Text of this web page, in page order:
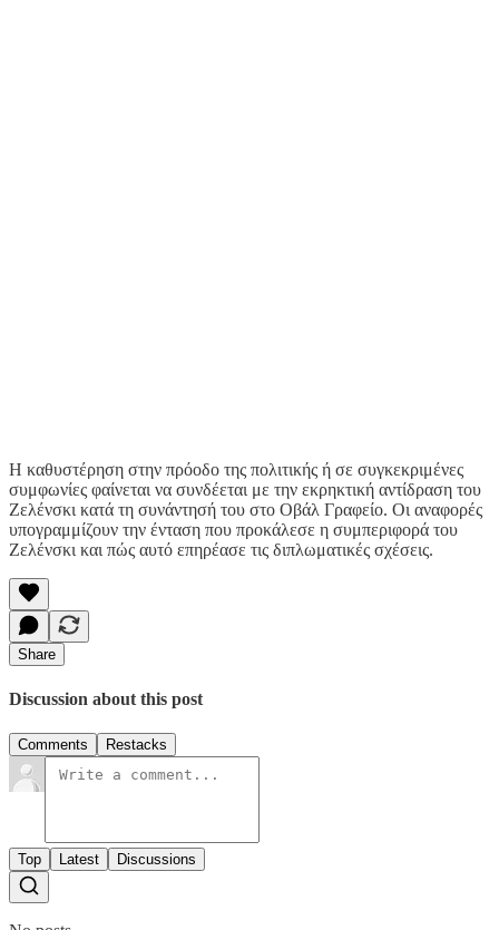
Η καθυστέρηση στην πρόοδο της πολιτικής ή σε συγκεκριμένες
συμφωνίες φαίνεται να συνδέεται με την εκρηκτική αντίδραση του
Ζελένσκι κατά τη συνάντησή του στο Οβάλ Γραφείο. Οι αναφορές
υπογραμμίζουν την ένταση που προκάλεσε η συμπεριφορά του
Ζελένσκι και πώς αυτό επηρέασε τις διπλωματικές σχέσεις.
Share
Discussion about this post
Comments Restacks
Top Latest Discussions